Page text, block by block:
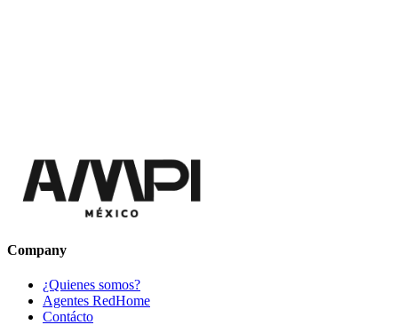
Company
¿Quienes somos?
Agentes RedHome
Contácto